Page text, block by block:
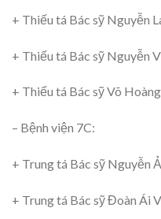
+ Thiếu tá Bác sỹ Nguyễn
+ Thiếu tá Bác sỹ Nguyễn
+ Thiếu tá Bác sỹ Võ
– Bệnh viện 7C:
+ Trung tá Bác sỹ Nguyễn
+ Trung tá Bác sỹ Đoàn Ái